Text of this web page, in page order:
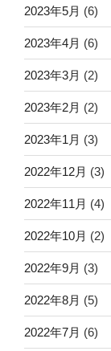
2023年5月 (6)
2023年4月 (6)
2023年3月 (2)
2023年2月 (2)
2023年1月 (3)
2022年12月 (3)
2022年11月 (4)
2022年10月 (2)
2022年9月 (3)
2022年8月 (5)
2022年7月 (6)